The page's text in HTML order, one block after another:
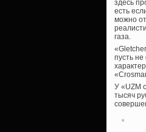
здесь
есть
можно
газа.
пусть
У «UZM
тысяч